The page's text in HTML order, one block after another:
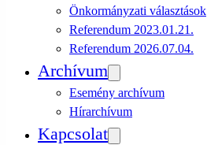
Önkormányzati választások
Referendum 2023.01.21.
Referendum 2026.07.04.
Archívum
Esemény archívum
Hírarchívum
Kapcsolat